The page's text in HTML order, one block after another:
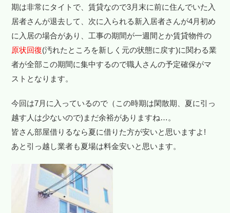
期は非常にタイトで、賃貸なので3月末に前に住んでいた入
居者さんが退去して、次に入られる新入居者さんが4月初め
に入居の場合があり、工事の期間が一週間とか賃貸物件の
原状回復(汚れたところを新しく元の状態に戻す)に関わる業
者が全部この期間に集中するので職人さんの予定確保がマ
ストとなります。
今回は7月に入っているので（この時期は閑散期、夏に引っ
越す人は少ないので)まだ余裕がありますね…。
皆さん部屋借りるなら夏に借りた方が安いと思いますよ!
あと引っ越し業者も夏場は料金安いと思います。